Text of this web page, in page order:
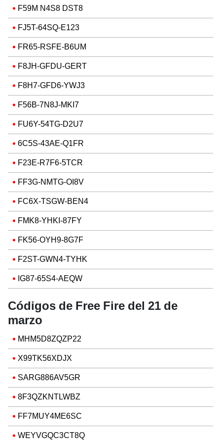
F59M N4S8 DST8
FJ5T-64SQ-E123
FR65-RSFE-B6UM
F8JH-GFDU-GERT
F8H7-GFD6-YWJ3
F56B-7N8J-MKI7
FU6Y-54TG-D2U7
6C5S-43AE-Q1FR
F23E-R7F6-5TCR
FF3G-NMTG-OI8V
FC6X-TSGW-BEN4
FMK8-YHKI-87FY
FK56-OYH9-8G7F
F2ST-GWN4-TYHK
IG87-65S4-AEQW
Códigos de Free Fire del 21 de
marzo
MHM5D8ZQZP22
X99TK56XDJX
SARG886AV5GR
8F3QZKNTLWBZ
FF7MUY4ME6SC
WEYVGQC3CT8Q